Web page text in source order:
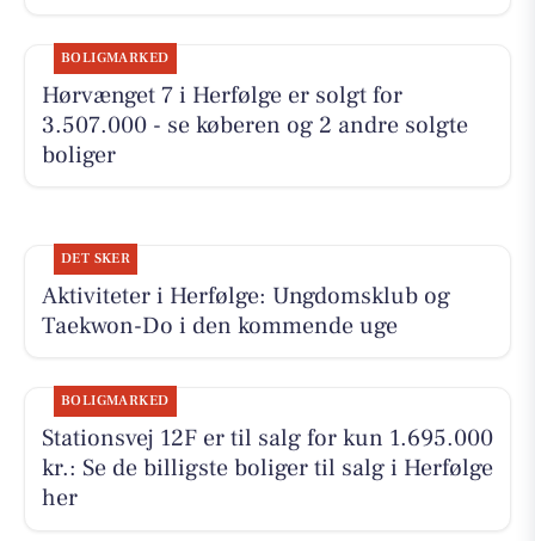
BOLIGMARKED
Hørvænget 7 i Herfølge er solgt for
3.507.000 - se køberen og 2 andre solgte
boliger
DET SKER
Aktiviteter i Herfølge: Ungdomsklub og
Taekwon-Do i den kommende uge
BOLIGMARKED
Stationsvej 12F er til salg for kun 1.695.000
kr.: Se de billigste boliger til salg i Herfølge
her